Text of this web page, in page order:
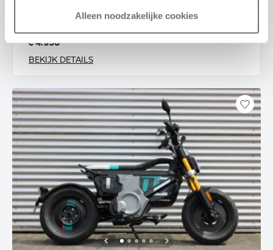
Alleen noodzakelijke cookies
€ 4.950
BEKIJK DETAILS